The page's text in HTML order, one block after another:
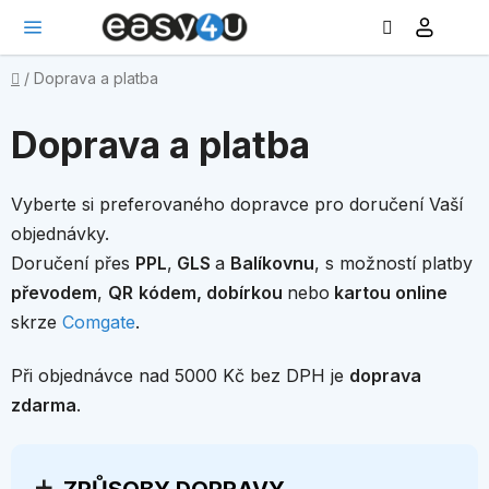
obsah
Domů
/ Doprava a platba
Doprava a platba
Vyberte si preferovaného dopravce pro doručení Vaší
objednávky.
Doručení přes PPL, GLS a Balíkovnu, s možností platby
převodem, QR kódem, dobírkou nebo kartou online
skrze Comgate.
Při objednávce nad 5000 Kč bez DPH je doprava
zdarma.